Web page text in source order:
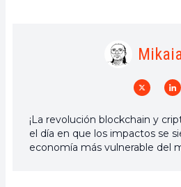
¡La revolución blockchain y
el día en que los impactos se
economía más vulnerable del